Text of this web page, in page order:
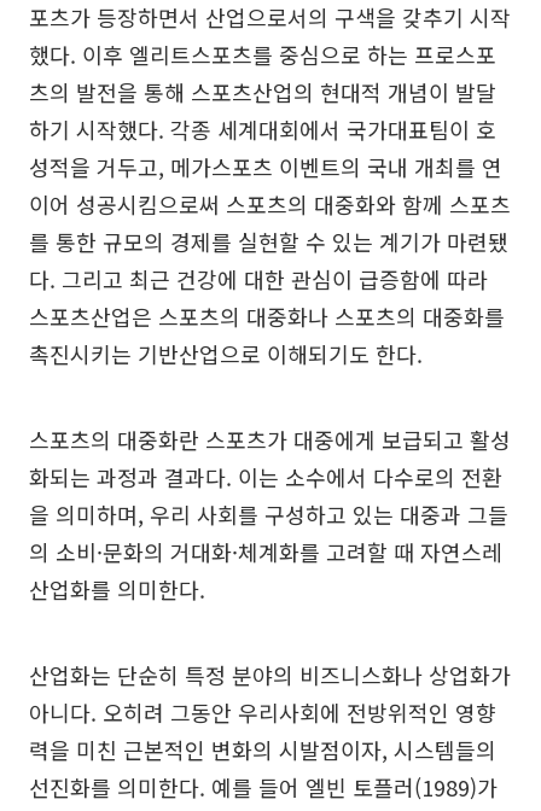
포츠가 등장하면서 산업으로서의 구색을 갖추기 시작
했다. 이후 엘리트스포츠를 중심으로 하는 프로스포
츠의 발전을 통해 스포츠산업의 현대적 개념이 발달
하기 시작했다. 각종 세계대회에서 국가대표팀이 호
성적을 거두고, 메가스포츠 이벤트의 국내 개최를 연
이어 성공시킴으로써 스포츠의 대중화와 함께 스포츠
를 통한 규모의 경제를 실현할 수 있는 계기가 마련됐
다. 그리고 최근 건강에 대한 관심이 급증함에 따라
스포츠산업은 스포츠의 대중화나 스포츠의 대중화를
촉진시키는 기반산업으로 이해되기도 한다.
스포츠의 대중화란 스포츠가 대중에게 보급되고 활성
화되는 과정과 결과다. 이는 소수에서 다수로의 전환
을 의미하며, 우리 사회를 구성하고 있는 대중과 그들
의 소비·문화의 거대화·체계화를 고려할 때 자연스레
산업화를 의미한다.
산업화는 단순히 특정 분야의 비즈니스화나 상업화가
아니다. 오히려 그동안 우리사회에 전방위적인 영향
력을 미친 근본적인 변화의 시발점이자, 시스템들의
선진화를 의미한다. 예를 들어 엘빈 토플러(1989)가